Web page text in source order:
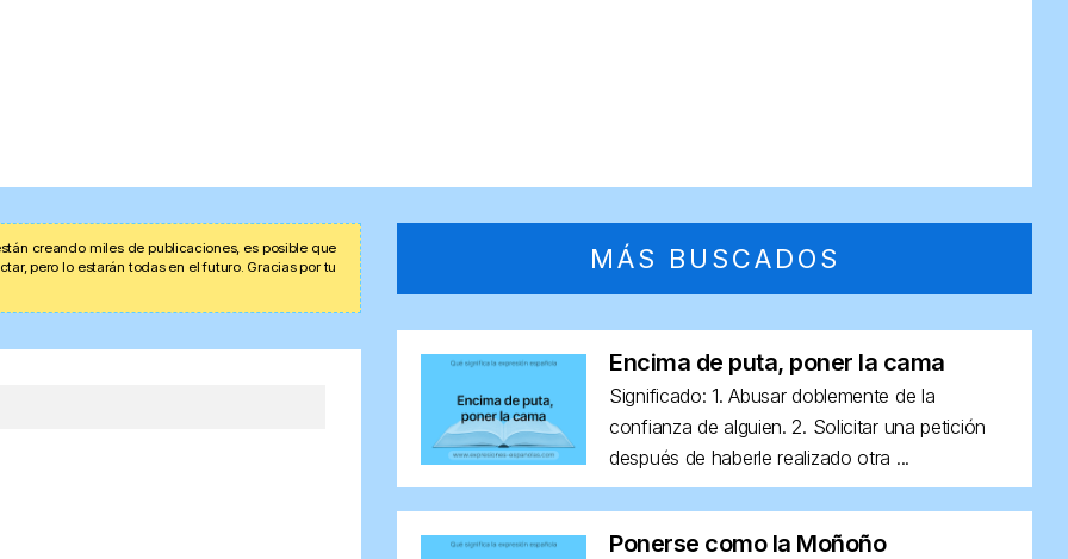
creando miles de publicaciones, es posible que
pero lo estarán todas en el futuro. Gracias por tu
MÁS BUSCADOS
Encima de puta, poner la cama
Significado: 1. Abusar doblemente de la
confianza de alguien. 2. Solicitar una petición
después de haberle realizado otra ...
Ponerse como la Moñoño